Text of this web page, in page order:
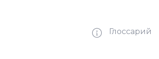
Глоссарий